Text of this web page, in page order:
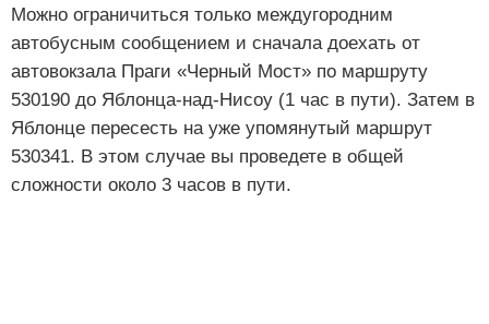
Можно ограничиться только междугородним
автобусным сообщением и сначала доехать от
автовокзала Праги «Черный Мост» по маршруту
530190 до Яблонца-над-Нисоу (1 час в пути). Затем в
Яблонце пересесть на уже упомянутый маршрут
530341. В этом случае вы проведете в общей
сложности около 3 часов в пути.